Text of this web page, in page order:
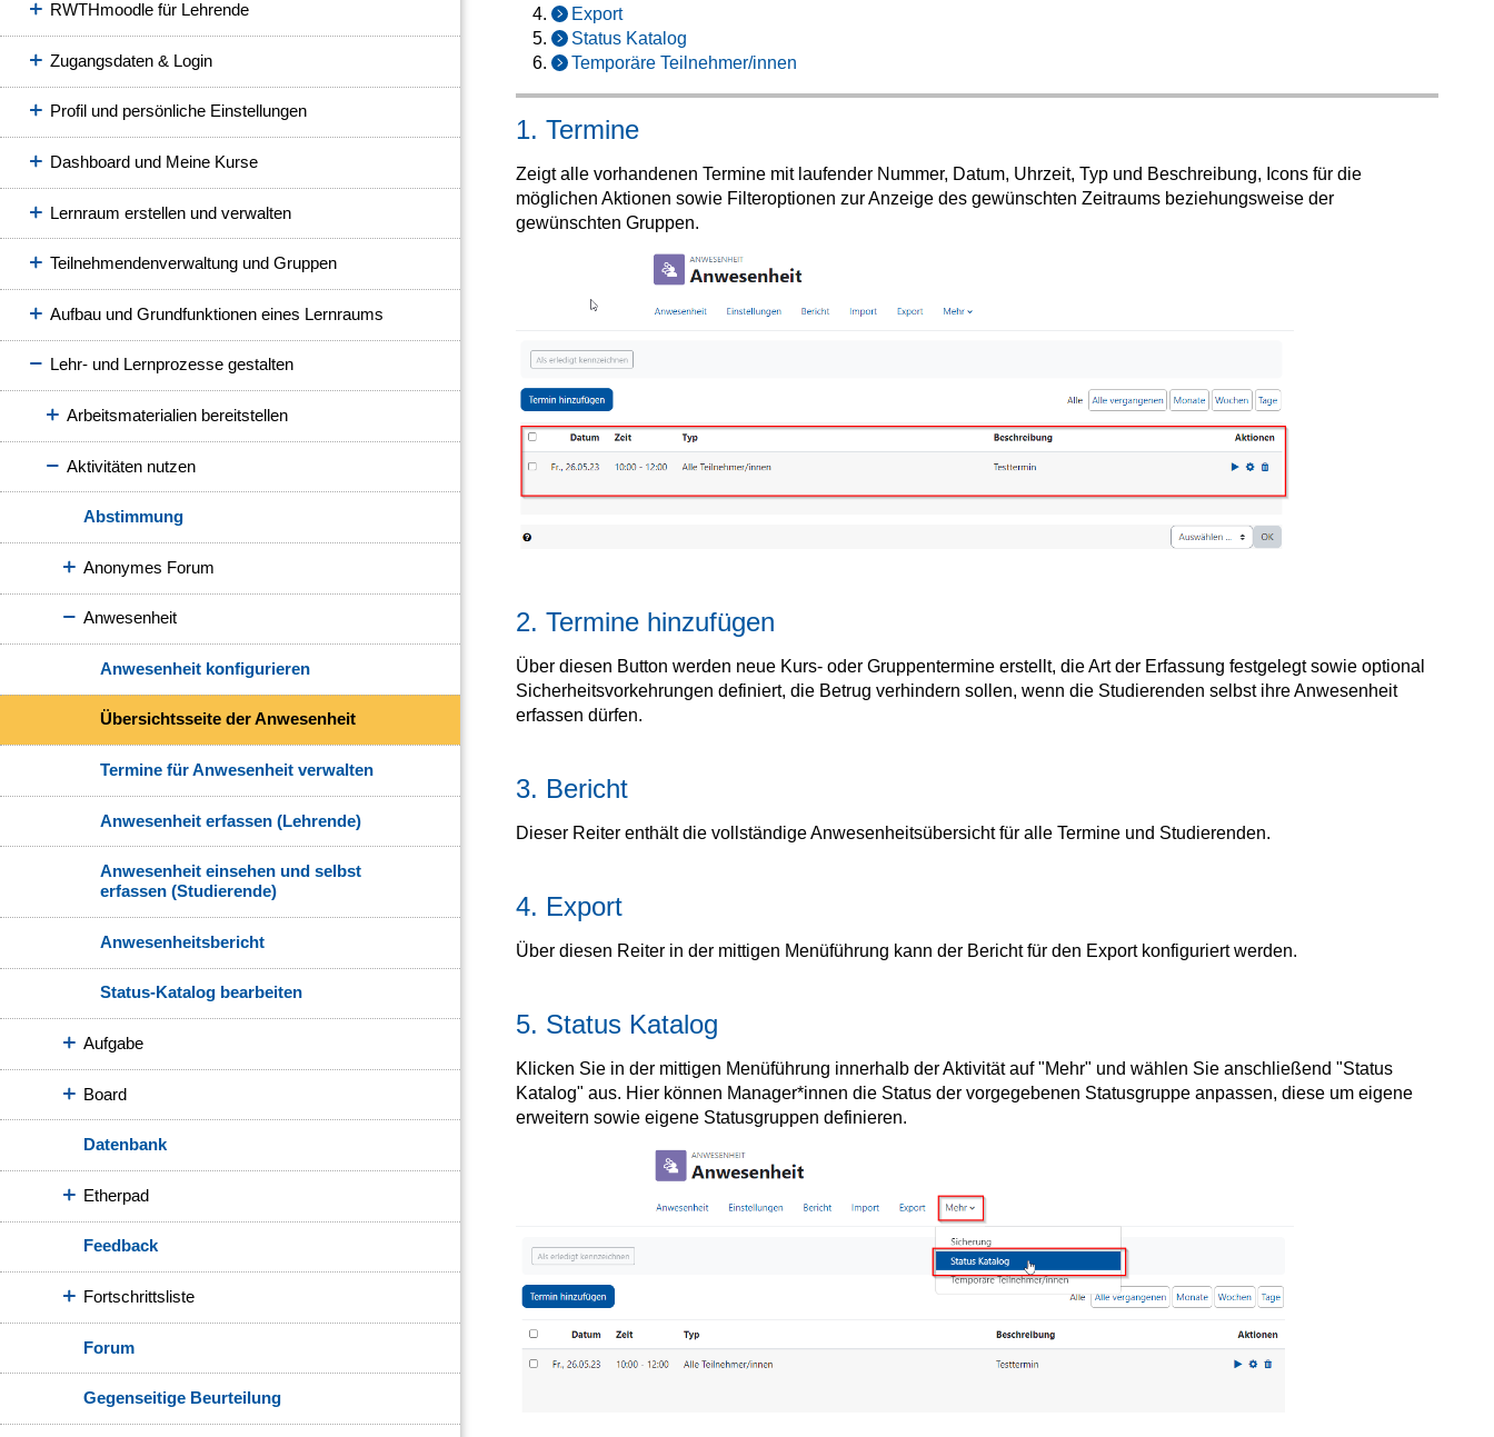
RWTHmoodle für Lehrende
Zugangsdaten & Login
Profil und persönliche Einstellungen
Dashboard und Meine Kurse
Lernraum erstellen und verwalten
Teilnehmendenverwaltung und Gruppen
Aufbau und Grundfunktionen eines Lernraums
Lehr- und Lernprozesse gestalten
Arbeitsmaterialien bereitstellen
Aktivitäten nutzen
Abstimmung
Anonymes Forum
Anwesenheit
Anwesenheit konfigurieren
Übersichtsseite der Anwesenheit
Termine für Anwesenheit verwalten
Anwesenheit erfassen (Lehrende)
Anwesenheit einsehen und selbst
erfassen (Studierende)
Anwesenheitsbericht
Status-Katalog bearbeiten
Aufgabe
Board
Datenbank
Etherpad
Feedback
Fortschrittsliste
Forum
Gegenseitige Beurteilung
Export
Status Katalog
Temporäre Teilnehmer/innen
1. Termine
Zeigt alle vorhandenen Termine mit laufender Nummer, Datum, Uhrzeit, Typ und Beschreibung, Icons für die
möglichen Aktionen sowie Filteroptionen zur Anzeige des gewünschten Zeitraums beziehungsweise der
gewünschten Gruppen.
2. Termine hinzufügen
Über diesen Button werden neue Kurs- oder Gruppentermine erstellt, die Art der Erfassung festgelegt sowie optional
Sicherheitsvorkehrungen definiert, die Betrug verhindern sollen, wenn die Studierenden selbst ihre Anwesenheit
erfassen dürfen.
3. Bericht
Dieser Reiter enthält die vollständige Anwesenheitsübersicht für alle Termine und Studierenden.
4. Export
Über diesen Reiter in der mittigen Menüführung kann der Bericht für den Export konfiguriert werden.
5. Status Katalog
Klicken Sie in der mittigen Menüführung innerhalb der Aktivität auf "Mehr" und wählen Sie anschließend "Status
Katalog" aus. Hier können Manager*innen die Status der vorgegebenen Statusgruppe anpassen, diese um eigene
erweitern sowie eigene Statusgruppen definieren.